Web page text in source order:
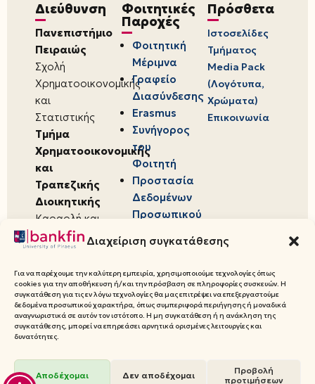
Διαχείριση συγκατάθεσης
Για να παρέχουμε την καλύτερη εμπειρία, χρησιμοποιούμε τεχνολογίες όπως
cookies για την αποθήκευση ή/και την πρόσβαση σε πληροφορίες συσκευών. Η
συγκατάθεση για τις εν λόγω τεχνολογίες θα μας επιτρέψει να επεξεργαστούμε
δεδομένα προσωπικού χαρακτήρα, όπως συμπεριφορά περιήγησης ή μοναδικά
αναγνωριστικά σε αυτόν τον ιστότοπο. Η μη συγκατάθεση ή η ανάκληση της
συγκατάθεσης, μπορεί να επηρεάσει αρνητικά ορισμένες λειτουργίες και
δυνατότητες.
Αποδέχομαι Δεν αποδέχομαι
Προβολή
προτιμήσεων
Διεύθυνση
Πανεπιστήμιο
Πειραιώς
Σχολή
Χρηματοοικονομικής
και
Στατιστικής
Τμήμα
Χρηματοοικονομικής
και
Τραπεζικής
Διοικητικής
Καραολή και
Δημητρίου 80,
18534,
Πειραιάς
Φοιτητικές
Παροχές
Φοιτητική
Μέριμνα
Γραφείο
Διασύνδεσης
Erasmus
Συνήγορος
του
Φοιτητή
Προστασία
Δεδομένων
Προσωπικού
Πρόσθετα
Ιστοσελίδες
Τμήματος
Media Pack
(Λογότυπα,
Χρώματα)
Επικοινωνία
© 2026 Πανεπιστήμιο Πειραιώς,
Τραπεζικής Διοικητικής